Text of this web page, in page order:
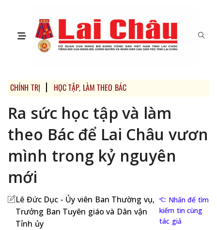
CHÍNH TRỊ HỌC TẬP, LÀM THEO BÁC
Ra sức học tập và làm
theo Bác để Lai Châu vươn
mình trong kỷ nguyên
mới
Lê Đức Dục - Ủy viên Ban Thường vụ,
Trưởng Ban Tuyên giáo và Dân vận
Tỉnh ủy
Nhấn để tìm
kiếm tin cùng
tác giả